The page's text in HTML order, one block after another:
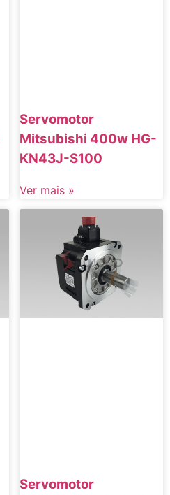
Servomotor
Mitsubishi 400w HG-
KN43J-S100
Ver mais »
Servomotor